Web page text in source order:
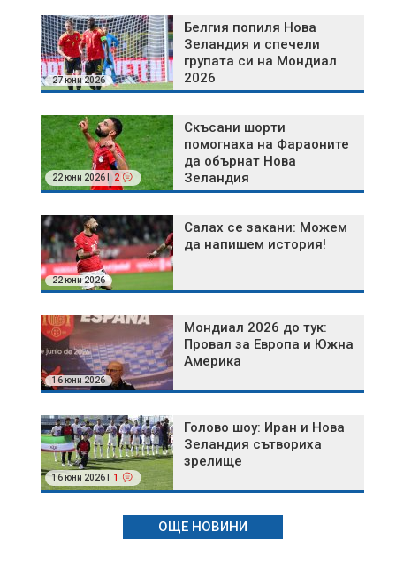
27 юни 2026
Белгия попиля Нова
Зеландия и спечели
групата си на Мондиал
2026
22 юни 2026 | 2
Скъсани шорти
помогнаха на Фараоните
да обърнат Нова
Зеландия
22 юни 2026
Салах се закани: Можем
да напишем история!
16 юни 2026
Мондиал 2026 до тук:
Провал за Европа и Южна
Америка
16 юни 2026 | 1
Голово шоу: Иран и Нова
Зеландия сътвориха
зрелище
ОЩЕ НОВИНИ